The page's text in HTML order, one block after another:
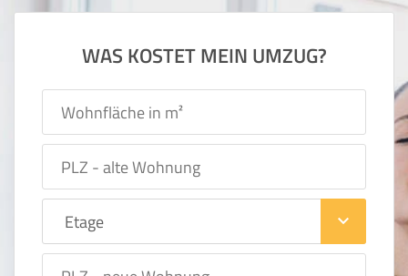
WAS KOSTET MEIN UMZUG?
keyboard_arrow_down